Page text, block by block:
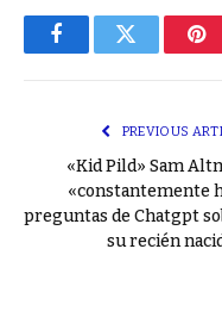
FacebookTwitter
PREVIOUS
«Kid Pild» Sam
«constantemente
preguntas de Chatgpt
su recién